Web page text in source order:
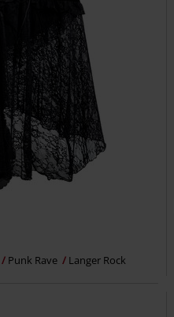
Punk Rave Langer Rock